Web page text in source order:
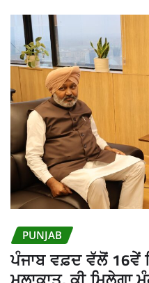
PUNJAB
ਪੰਜਾਬ ਵਫ਼ਦ ਵੱਲੋਂ 16ਵੇਂ